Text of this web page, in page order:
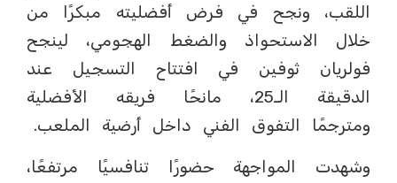
اللقب، ونجح في فرض أفضليته مبكرًا من
خلال الاستحواذ والضغط الهجومي، لينجح
فولريان ثوفين في افتتاح التسجيل عند
الدقيقة الـ25، مانحًا فريقه الأفضلية
ومترجمًا التفوق الفني داخل أرضية الملعب.
وشهدت المواجهة حضورًا تنافسيًا مرتفعًا،